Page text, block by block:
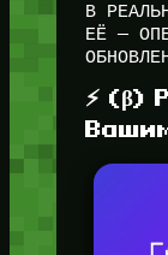
В
ЕЁ —
⚡ (β)